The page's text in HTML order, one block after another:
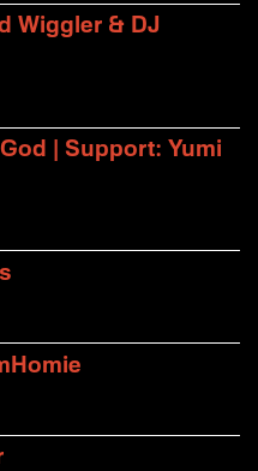
Wiggler & DJ
| Support: Yumi